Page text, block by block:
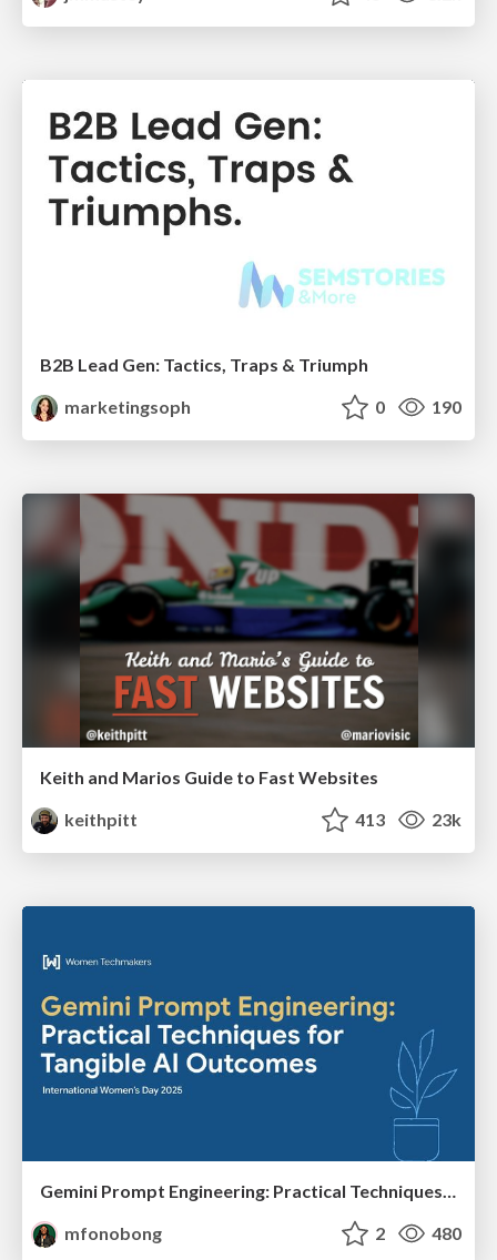
B2B Lead Gen: Tactics, Traps & Triumph
marketingsoph
0 190
Keith and Marios Guide to Fast Websites
keithpitt
413 23k
mfonobong
2 480